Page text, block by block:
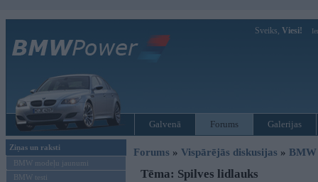
Sveiks, Viesi!
Galvenā Forums Galerijas
Ziņas un raksti
BMW modeļu jaunumi
BMW testi
Forums » Vispārējās diskusijas » BMW
Tēma: Spilves lidlauks